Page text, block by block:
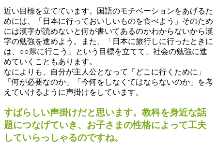
近い目標を立てています。国語のモチベーションをあげるた
めには、「日本に行っておいしいものを食べよう」そのため
には漢字が読めないと何が書いてあるのかわからないから漢
字の勉強を進めよう。また、「日本に旅行しに行ったときに
は、○○県に行こう」という目標を立てて、社会の勉強に進
めていくこともあります。
なによりも、自分が主人公となって「どこに行くために」
「何が必要なのか」「今何をしなくてはならないのか」を考
えていけるように声掛けをしています。
すばらしい声掛けだと思います。教科を身近な話
題につなげていき、お子さまの性格によって工夫
していらっしゃるのですね。